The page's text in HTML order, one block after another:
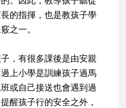
的指揮，也是教孩子學
之一。
，有很多課後是由安親
上小學是訓練孩子過馬
或自己接送也會遇到過
醒孩子行的安全之外，